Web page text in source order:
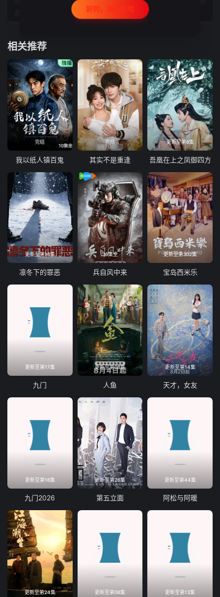
第38集
相关推荐
完结
我以纸人镇百鬼
完结
其实不是重逢
更新至第6集
吾凰在上之凤御四方
更新至第18集
凛冬下的罪恶
36集全
兵自风中来
更新至第302集
宝岛西米乐
更新至第17集
九门
更新至第08集
人鱼
更新至第14集
天才，女友
更新至第16集
九门2026
更新至第26集
第五立面
更新至第44集
阿松与阿暖
更新至第24集 更新至第06集 更新至第13集
好的，我记住啦